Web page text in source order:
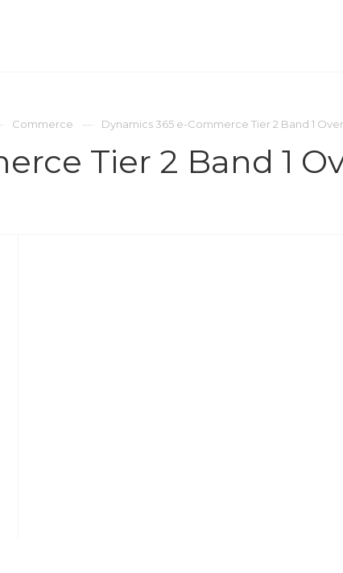
Commerce Dynamics 365 e-Commerce Tier 2 Band 1
Tier 2 Band 1